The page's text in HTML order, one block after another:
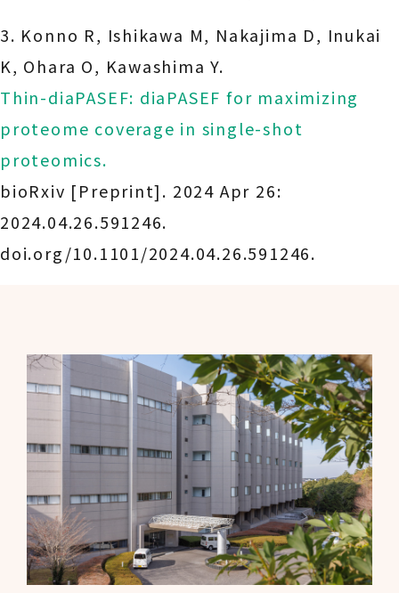
3. Konno R, Ishikawa M, Nakajima D, Inukai
K, Ohara O, Kawashima Y.
Thin-diaPASEF: diaPASEF for maximizing
proteome coverage in single-shot
proteomics.
bioRxiv [Preprint]. 2024 Apr 26:
2024.04.26.591246.
doi.org/10.1101/2024.04.26.591246.